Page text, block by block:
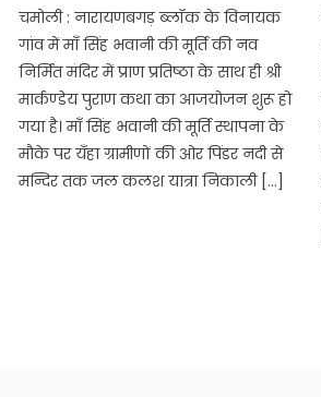
चमोली : नारायणबगड़ ब्लॉक के विनायक
गांव में माँ सिंह भवानी की मूर्ति की नव
निर्मित मंदिर में प्राण प्रतिष्ठा के साथ ही श्री
मार्कण्डेय पुराण कथा का आजयोजन शुरू हो
गया है। माँ सिंह भवानी की मूर्ति स्थापना के
मौके पर यँहा ग्रामीणों की ओर पिंडर नदी से
मन्दिर तक जल कलश यात्रा निकाली […]